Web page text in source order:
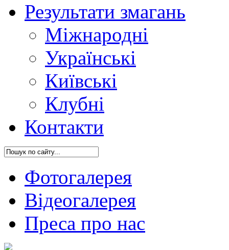
Результати змагань
Міжнародні
Українські
Київські
Клубні
Контакти
Фотогалерея
Відеогалерея
Преса про нас